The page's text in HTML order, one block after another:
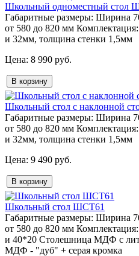
Школьный одноместный стол
Габаритные размеры: Ширина
от 580 до 820 мм Комплектация:
и 32мм, толщина стенки 1,5мм
8 990 руб.
В корзину
Школьный стол с наклонной
Габаритные размеры: Ширина
от 580 до 820 мм Комплектация:
и 32мм, толщина стенки 1,5мм
9 490 руб.
В корзину
Школьный стол ШСТ61
Габаритные размеры: Ширина
от 580 до 820 мм Комплектация:
и 40*20 Столешница МДФ с
МДФ - "дуб" + серая кромка